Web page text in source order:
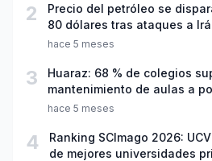
2
Precio del petróleo se
80 dólares tras ataques a
hace 5 meses
3
Huaraz: 68 % de colegios
mantenimiento de aulas a
año escolar 2026
hace 5 meses
4
Ranking SCImago 2026:
de mejores universidades